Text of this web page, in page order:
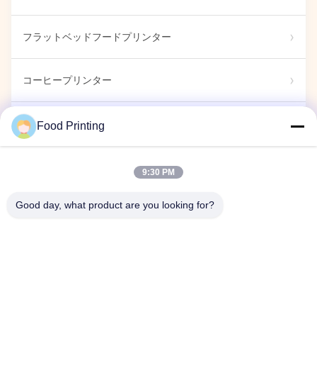
フラットベッドフードプリンター
コーヒープリンター
食用 標識
カプセルプリンター
Food Printing
9:30 PM
Good day, what product are you looking for?